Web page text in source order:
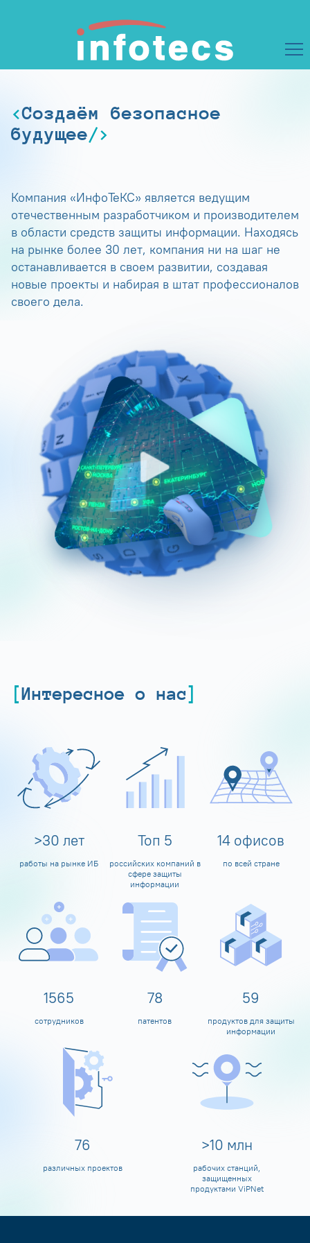
Создаём безопасное
будущее
Компания «ИнфоТеКС» является ведущим
отечественным разработчиком и производителем
в области средств защиты информации. Находясь
на рынке более 30 лет, компания ни на шаг не
останавливается в своем развитии, создавая
новые проекты и набирая в штат профессионалов
своего дела.
Интересное о нас
>30 лет
работы на рынке ИБ
Топ 5
российских компаний в
сфере защиты
информации
14 офисов
по всей стране
1600
сотрудников
80
патентов
60
продуктов для защиты
информации
80
различных проектов
>10 млн
рабочих станций,
защищенных
продуктами ViPNet